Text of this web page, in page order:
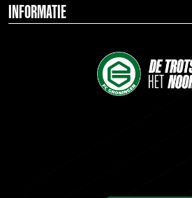
INFORMATIE